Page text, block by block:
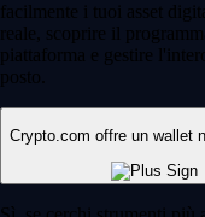
facilmente i tuoi asset
reale, scoprire il
piattaforma e gestire
posto.
Crypto.com offre un wallet